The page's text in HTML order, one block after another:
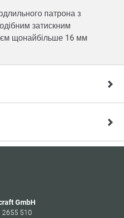
патрона з
затискним
щонайбільше 16 мм
GmbH
2655 510